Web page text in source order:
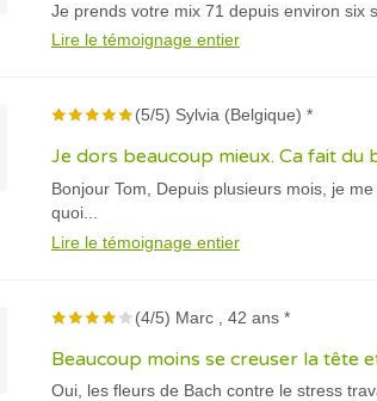
Je prends votre mix 71 depuis environ six
Lire le témoignage entier
(5/5) Sylvia (Belgique) *
Je dors beaucoup mieux. Ca fait du
Bonjour Tom, Depuis plusieurs mois, je
quoi...
Lire le témoignage entier
(4/5) Marc , 42 ans *
Beaucoup moins se creuser la tête
Oui, les fleurs de Bach contre le stress